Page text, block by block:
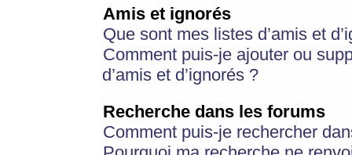
Amis et ignorés
Que sont mes listes d’amis et
Comment puis-je ajouter ou
d’amis et d’ignorés ?
Recherche dans les forums
Comment puis-je rechercher